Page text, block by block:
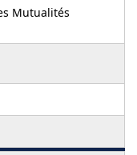
Mutualités